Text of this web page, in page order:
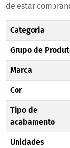
de estar
Categoria
Grupo de
Marca
Cor
Tipo de
acabamento
Unidades